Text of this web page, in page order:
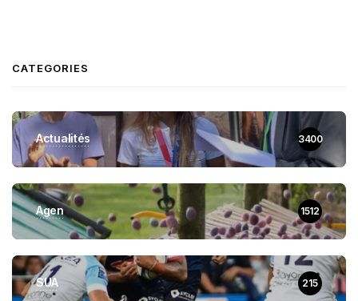
CATEGORIES
Actualités 3400
Agen 1512
SUA 215